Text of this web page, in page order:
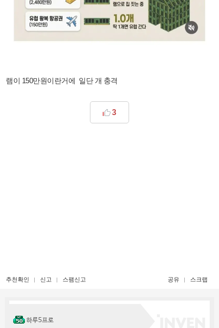
램이 150만원이란거에 일단 개 충격
3
추천확인 신고 스팸신고 공유 스크랩
하루5프로